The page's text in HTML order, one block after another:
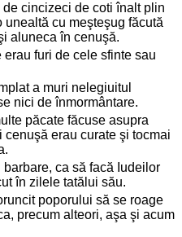
cincizeci de coti înalt plin
cu meşteşug făcută
aluneca în cenuşă.
furi de cele sfinte sau
a muri nelegiuitul
nici de înmormântare.
păcate făcuse asupra
erau curate şi tocmai
ca să facă Iudeilor
în zilele tatălui său.
poporului să se roage
precum alteori, aşa şi acum